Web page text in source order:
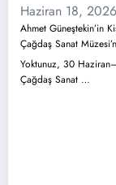
Haziran 18, 2026
Ahmet Güneştekin’in
Çağdaş Sanat
Yoktunuz, 30
Çağdaş Sanat …